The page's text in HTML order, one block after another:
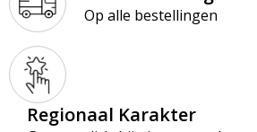
Tassen & Reizen
Polo's
Regenkleding
Sweaters
Reflecterende polo's
Reflecterende vesten
Regenkleding
Op alle bestellingen
Regionaal Karakter